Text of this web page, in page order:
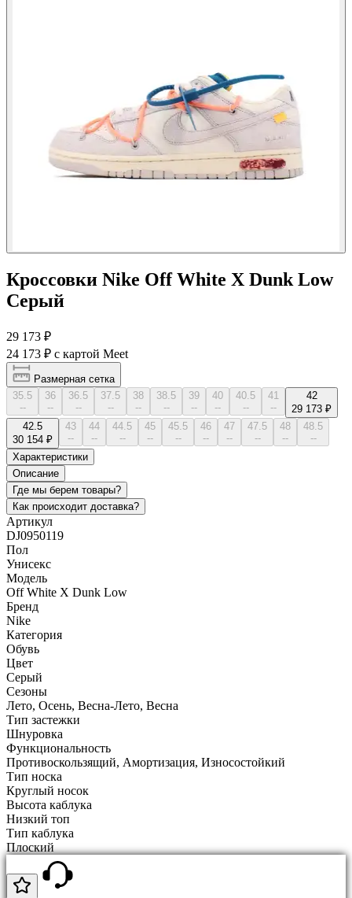
Кроссовки Nike Off White X Dunk Low
Серый
29 173 ₽
24 173 ₽ с картой Meet
Размерная сетка
35.5
--
36
--
36.5
--
37.5
--
38
--
38.5
--
39
--
40
--
40.5
--
41
--
42
29 173 ₽
42.5
30 154 ₽
43
--
44
--
44.5
--
45
--
45.5
--
46
--
47
--
47.5
--
48
--
48.5
--
Характеристики
Описание
Где мы берем товары?
Как происходит доставка?
Артикул
DJ0950119
Пол
Унисекс
Модель
Off White X Dunk Low
Бренд
Nike
Категория
Обувь
Цвет
Серый
Сезоны
Лето, Осень, Весна-Лето, Весна
Тип застежки
Шнуровка
Функциональность
Противоскользящий, Амортизация, Износостойкий
Тип носка
Круглый носок
Высота каблука
Низкий топ
Тип каблука
Плоский